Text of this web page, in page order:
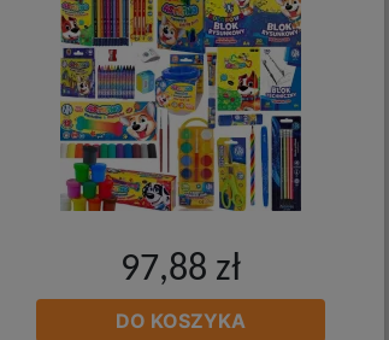
97,88 zł
DO KOSZYKA